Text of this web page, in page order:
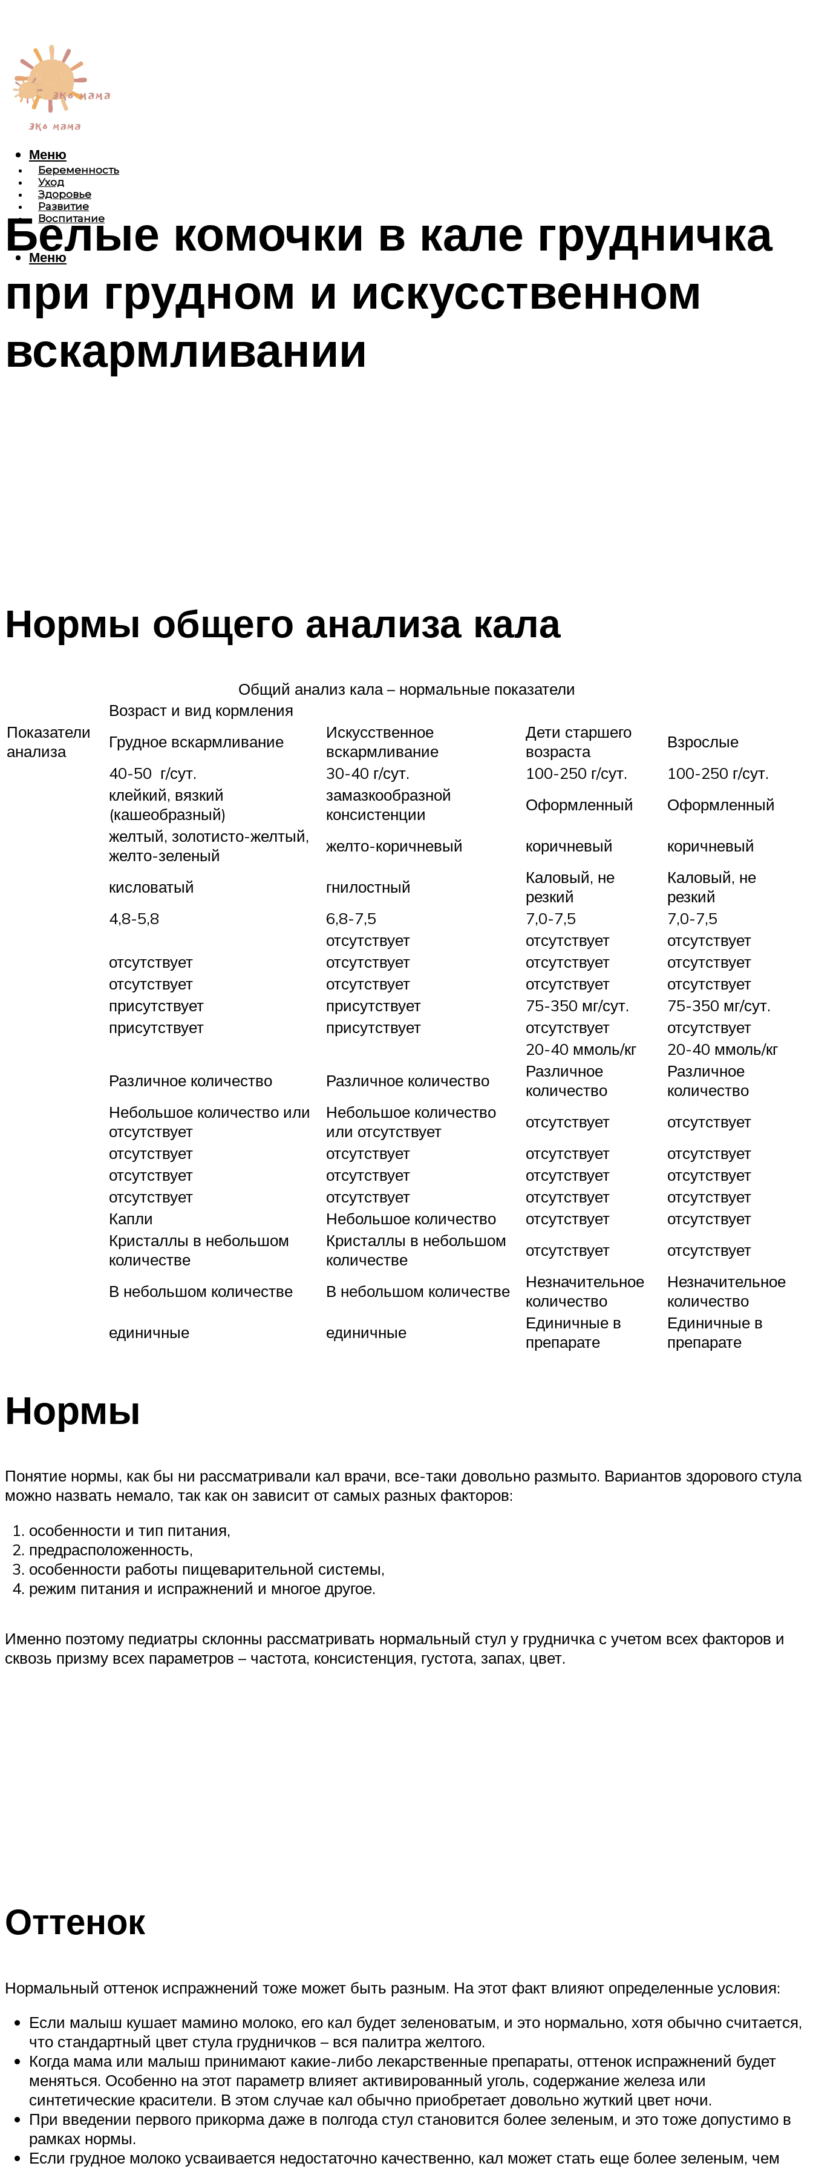
Беременность
Уход
Здоровье
Развитие
Воспитание
Меню
Меню
Белые комочки в кале грудничка
при грудном и искусственном
вскармливании
Нормы общего анализа кала
Общий анализ кала – нормальные показатели
Возраст и вид кормления
Показатели
анализа
Грудное вскармливание
Искусственное
вскармливание
Дети старшего
возраста
Взрослые
40-50 г/сут.
30-40 г/сут. 100-250 г/сут.
100-250 г/сут.
клейкий, вязкий
(кашеобразный)
замазкообразной
консистенции
Оформленный
Оформленный
желтый, золотисто-желтый,
желто-зеленый
желто-коричневый коричневый коричневый
кисловатый гнилостный
Каловый, не
резкий
Каловый, не
резкий
4,8-5,8
6,8-7,5 7,0-7,5
7,0-7,5
отсутствует
отсутствует
отсутствует
отсутствует
отсутствует отсутствует
отсутствует
отсутствует
отсутствует отсутствует
отсутствует
присутствует
присутствует 75-350 мг/сут.
75-350 мг/сут.
присутствует
присутствует отсутствует
отсутствует
20-40 ммоль/кг
20-40 ммоль/кг
Различное количество
Различное количество
Различное
количество
Различное
количество
Небольшое количество или
отсутствует
Небольшое количество
или отсутствует
отсутствует
отсутствует
отсутствует
отсутствует отсутствует
отсутствует
отсутствует
отсутствует отсутствует
отсутствует
отсутствует
отсутствует отсутствует
отсутствует
Капли
Небольшое количество отсутствует
отсутствует
Кристаллы в небольшом
количестве
Кристаллы в небольшом
количестве
отсутствует отсутствует
В небольшом количестве В небольшом количестве
Незначительное
количество
Незначительное
количество
единичные
единичные
Единичные в
препарате
Единичные в
препарате
Нормы
Понятие нормы, как бы ни рассматривали кал врачи, все-таки довольно размыто. Вариантов здорового стула
можно назвать немало, так как он зависит от самых разных факторов:
особенности и тип питания,
предрасположенность,
особенности работы пищеварительной системы,
режим питания и испражнений и многое другое.
Именно поэтому педиатры склонны рассматривать нормальный стул у грудничка с учетом всех факторов и
сквозь призму всех параметров – частота, консистенция, густота, запах, цвет.
Оттенок
Нормальный оттенок испражнений тоже может быть разным. На этот факт влияют определенные условия:
Если малыш кушает мамино молоко, его кал будет зеленоватым, и это нормально, хотя обычно считается,
что стандартный цвет стула грудничков – вся палитра желтого.
Когда мама или малыш принимают какие-либо лекарственные препараты, оттенок испражнений будет
меняться. Особенно на этот параметр влияет активированный уголь, содержание железа или
синтетические красители. В этом случае кал обычно приобретает довольно жуткий цвет ночи.
При введении первого прикорма даже в полгода стул становится более зеленым, и это тоже допустимо в
рамках нормы.
Если грудное молоко усваивается недостаточно качественно, кал может стать еще более зеленым, чем